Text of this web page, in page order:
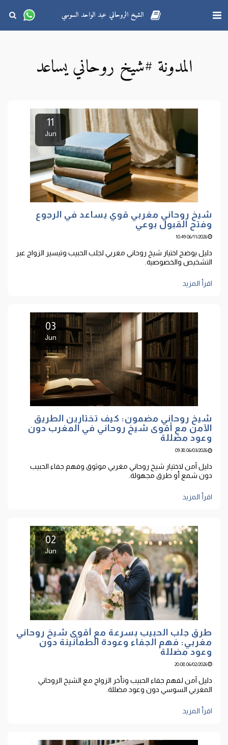
الشيخ الروحاني عبد الواحد السوسي
المدونة #شيخ روحاني يساعد
11
Jun
شيخ روحاني مغربي قوي يساعد في الرجوع
وفتح القبول بوعي
06/11/2026 10:49
دليل يوضح اختيار شيخ روحاني مغربي لجلب الحبيب وتيسير الزواج عبر
التشخيص والخصوصية.
اقرأ المزيد
03
Jun
شيخ روحاني مضمون: كيف تختارين الطريق
الآمن مع أقوى شيخ روحاني في المغرب دون
وعود مضللة
06/03/2026 09:38
دليل آمن لاختيار شيخ روحاني مغربي موثوق وفهم جفاء الحبيب
دون شمع أو طرق مجهولة.
اقرأ المزيد
02
Jun
طرق جلب الحبيب بسرعة مع أقوى شيخ روحاني
مغربي: فهم الجفاء وعودة الطمأنينة دون
وعود مضللة
06/02/2026 20:08
دليل آمن لفهم جفاء الحبيب وتأخر الزواج مع الشيخ الروحاني
المغربي السوسي دون وعود مضللة.
اقرأ المزيد